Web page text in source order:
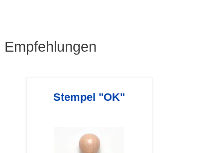
Empfehlungen
Stempel "OK"